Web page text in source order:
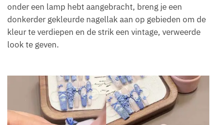
onder een lamp hebt aangebracht, breng je een
donkerder gekleurde nagellak aan op gebieden om de
kleur te verdiepen en de strik een vintage, verweerde
look te geven.